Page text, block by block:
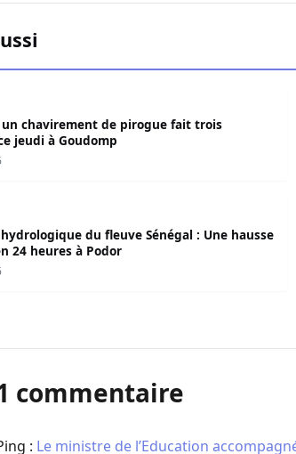
un chavirement de pirogue fait trois
victimes ce jeudi à Goudomp
du fleuve Sénégal : Une hausse
24 heures à Podor
commentaire
: Le ministre de l’Education